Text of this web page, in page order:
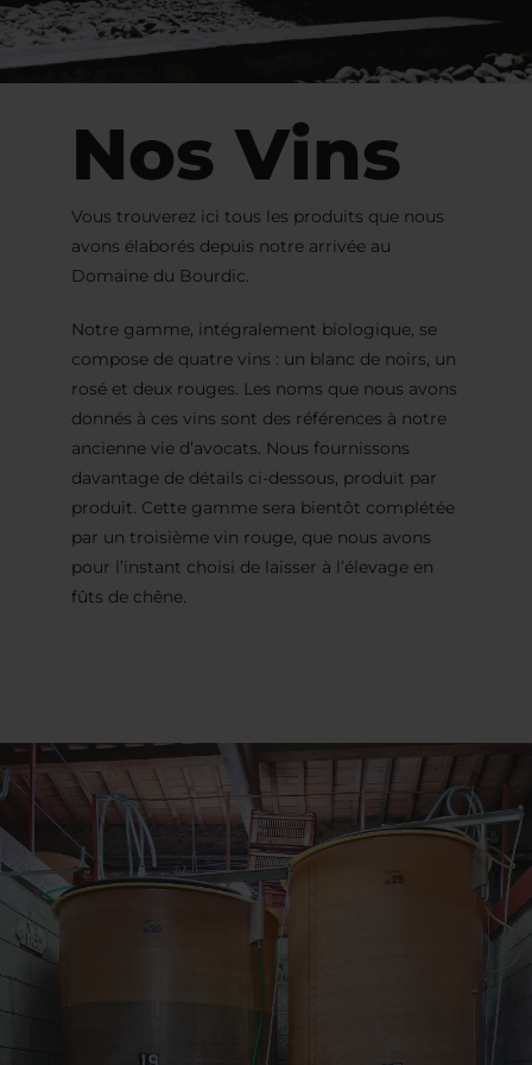
Nos Vins
Vous trouverez ici tous les produits que nous
avons élaborés depuis notre arrivée au
Domaine du Bourdic.
Notre gamme, intégralement biologique, se
compose de quatre vins : un blanc de noirs, un
rosé et deux rouges. Les noms que nous avons
donnés à ces vins sont des références à notre
ancienne vie d’avocats. Nous fournissons
davantage de détails ci-dessous, produit par
produit. Cette gamme sera bientôt complétée
par un troisième vin rouge, que nous avons
pour l’instant choisi de laisser à l’élevage en
fûts de chêne.